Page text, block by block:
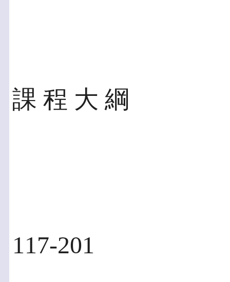
課 程 大 綱
117-201